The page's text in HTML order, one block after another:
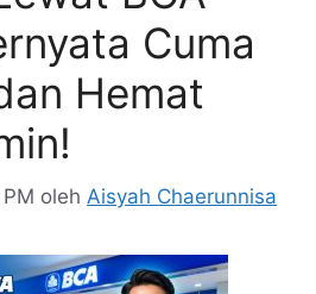
Cuma
Hemat
oleh Aisyah Chaerunnisa